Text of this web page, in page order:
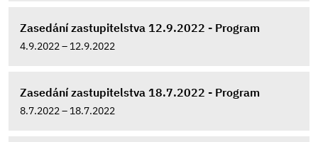
Zasedání zastupitelstva 12.9.2022 - Program
4.9.2022 – 12.9.2022
Zasedání zastupitelstva 18.7.2022 - Program
8.7.2022 – 18.7.2022